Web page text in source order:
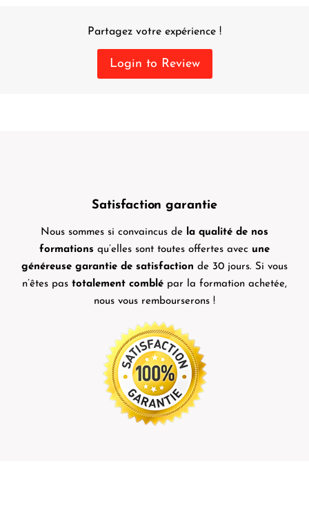
Partagez votre expérience !
Login to Review
Satisfaction garantie
Nous sommes si convaincus de la qualité de nos
formations qu’elles sont toutes offertes avec une
généreuse garantie de satisfaction de 30 jours. Si vous
n’êtes pas totalement comblé par la formation achetée,
nous vous rembourserons !